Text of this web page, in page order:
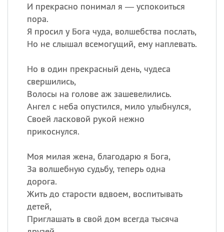
И прекрасно понимал я — успокоиться
пора.
Я просил у Бога чуда, волшебства послать,
Но не слышал всемогущий, ему наплевать.
Но в один прекрасный день, чудеса
свершились,
Волосы на голове аж зашевелились.
Ангел с неба опустился, мило улыбнулся,
Своей ласковой рукой нежно
прикоснулся.
Моя милая жена, благодарю я Бога,
За волшебную судьбу, теперь одна
дорога.
Жить до старости вдвоем, воспитывать
детей,
Приглашать в свой дом всегда тысяча